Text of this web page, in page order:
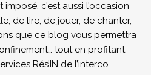
c’est aussi l’occasion
de lire, de jouer, de chanter,
que ce blog vous permettra
tout en profitant,
Rés’IN de l’interco.